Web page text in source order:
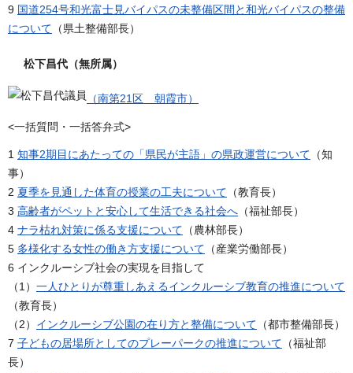
9 国道254号和光富士見バイパスの未整備区間と和光バイパスの整備
について （県土整備部長）
松下昌代（無所属）
（南第21区 朝霞市）
<一括質問・一括答弁式>
1 知事2期目にあたっての「県民が主語」の県政運営について （知
事）
2 夏季を見通した体育の授業の工夫について （教育長）
3 高齢者がペットと安心して生活できる社会へ （福祉部長）
4 ナラ枯れ対策に係る支援について （農林部長）
5 多様化する女性の働き方支援について （産業労働部長）
6 インクルーシブ社会の実現を目指して
（1） 一人ひとりが尊重しあえるインクルーシブ教育の推進について
（教育長）
（2） インクルーシブ公園の在り方と整備について （都市整備部長）
7 子どもの居場所としてのプレーパークの推進について （福祉部
長）